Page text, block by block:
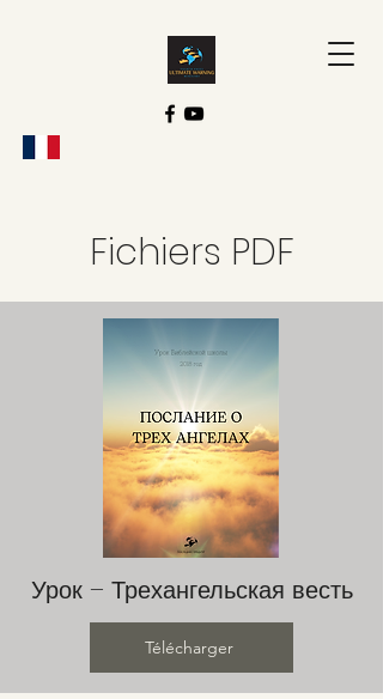
Fichiers PDF
Урок – Трехангельская весть
Télécharger